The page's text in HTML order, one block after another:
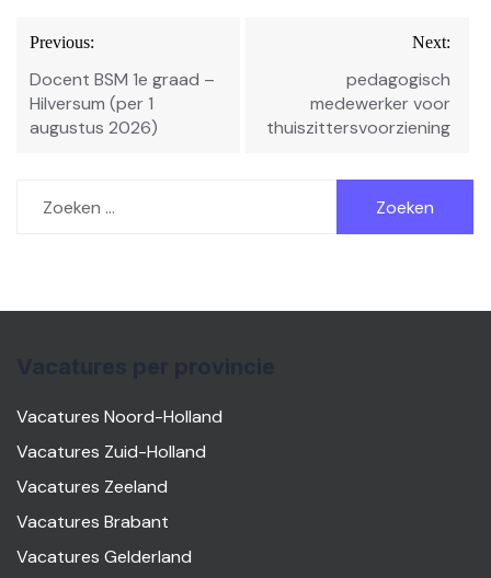
Bericht
navigatie
Previous:
Docent BSM 1e graad –
Hilversum (per 1
augustus 2026)
Next:
pedagogisch
medewerker voor
thuiszittersvoorziening
naar:
Vacatures Noord-Holland
Vacatures Zuid-Holland
Vacatures Zeeland
Vacatures Brabant
Vacatures Gelderland